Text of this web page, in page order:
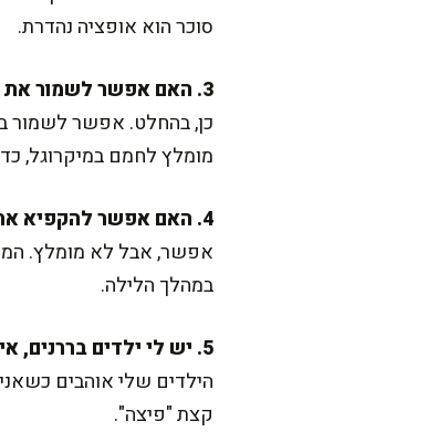
סוכר הוא אופציה נהדרת.
3. האם אפשר לשמור את הפשטידה יום למחרת?
כן, בהחלט. אפשר לשמור
מומלץ לחמם במיקרוגל,
4. האם אפשר להקפיא את הפשטידה?
אפשר, אבל לא מומלץ.
במהלך הלילה.
5. יש לי ילדים בררנים, איך אפשר לגוון?
הילדים שלי אוהבים
קצת "פיצה".